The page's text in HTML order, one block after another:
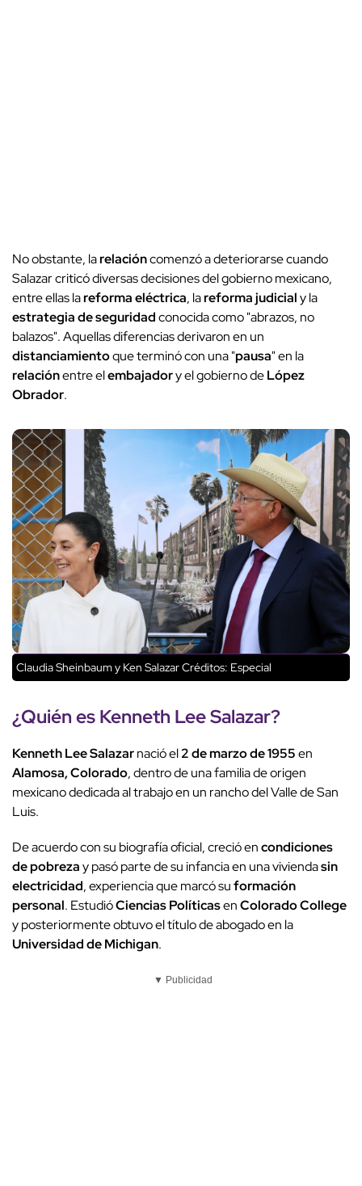
No obstante, larelacióncomenzó a deteriorarse cuando
Salazar criticó diversas decisiones del gobierno mexicano,
entre ellas lareforma eléctrica, lareforma judicialy la
estrategia de seguridadconocida como "abrazos, no
balazos". Aquellas diferencias derivaron en un
distanciamientoque terminó con una "pausa" en la
relaciónentre elembajadory el gobierno deLópez
Obrador.
Claudia Sheinbaum y Ken SalazarCréditos: Especial
¿Quién esKenneth Lee Salazar?
Kenneth Lee Salazarnació el2 de marzo de 1955en
Alamosa, Colorado, dentro de una familia de origen
mexicano dedicada al trabajo en un rancho del Valle de San
Luis.
De acuerdo con su biografía oficial, creció encondiciones
de pobrezay pasó parte de su infancia en una viviendasin
electricidad, experiencia que marcó suformación
personal. EstudióCiencias PolíticasenColorado College
y posteriormente obtuvo el título de abogado en la
Universidad de Michigan.
▼ Publicidad